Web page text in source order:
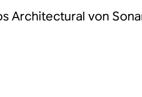
Architectural von